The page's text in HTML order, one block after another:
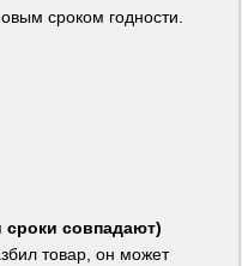
сроком годности.
сроки совпадают)
товар, он может